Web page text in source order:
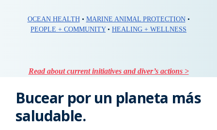
OCEAN HEALTH• MARINE ANIMAL PROTECTION•
PEOPLE + COMMUNITY• HEALING + WELLNESS
Read about current initiatives and diver’s actions >
Bucear por un planeta más
saludable.